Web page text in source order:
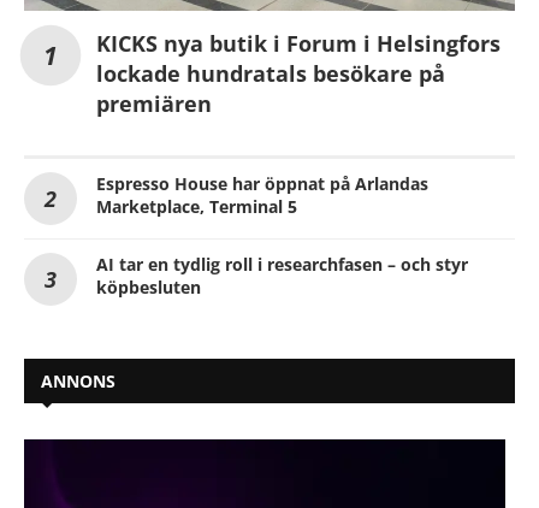
KICKS nya butik i Forum i Helsingfors
lockade hundratals besökare på
premiären
Espresso House har öppnat på Arlandas
Marketplace, Terminal 5
AI tar en tydlig roll i researchfasen – och styr
köpbesluten
ANNONS